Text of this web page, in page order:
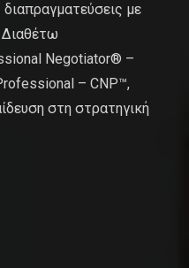
διαπραγματεύσεις με
Negotiator® –
– CNP™,
στη στρατηγική